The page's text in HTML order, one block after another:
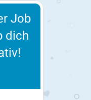
Job
dich